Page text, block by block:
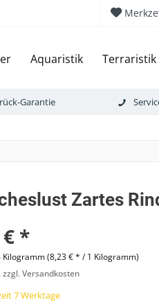
Aquaristik Terraristik
Garantie
Zartes
€ *
Kilogramm (8,23 € * / 1 Kilogramm)
zzgl. Versandkosten
7 Werktage